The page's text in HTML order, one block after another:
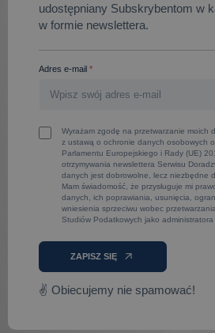
udostępniany Subskrybentom w
w formie newslettera.
Adres e-mail*
Wyrażam zgodę na przetwarzanie moich
z ustawą o ochronie danych osobowych
Parlamentu Europejskiego i Rady (UE)
otrzymywania newslettera Serwisu
danych jest dobrowolne, lecz niezbędne
Mam świadomość, że przysługuje mi
danych, ich poprawiania, usunięcia,
wniesienia sprzeciwu wobec
Studiów Podatkowych jako administratora
ZAPISZ SIĘ
✌ Obiecujemy nie spamować!